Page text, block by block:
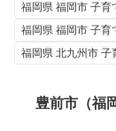
福岡県 福岡市 子育
福岡県 福岡市 子育
福岡県 北九州市 子
豊前市（福